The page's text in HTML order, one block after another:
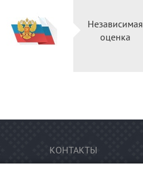
Независимая
оценка
КОНТАКТЫ